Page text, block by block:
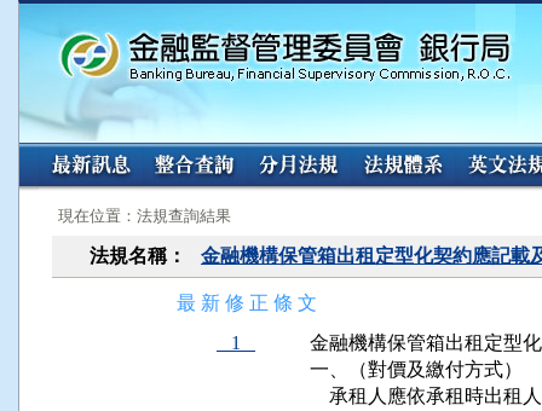
:::
現在位置：法規查詢結果
法規名稱： 金融機構保管箱出租定型化契約應記載
最 新 修 正 條 文
1
金融機構保管箱出租定型
一、（對價及繳付方式）
承租人應依承租時出